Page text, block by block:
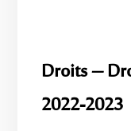
Droits –
2022-2023